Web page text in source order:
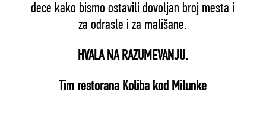
dece kako bismo ostavili dovoljan broj mesta i
za odrasle i za mališane.
HVALA NA RAZUMEVANJU.
Tim restorana Koliba kod Milunke